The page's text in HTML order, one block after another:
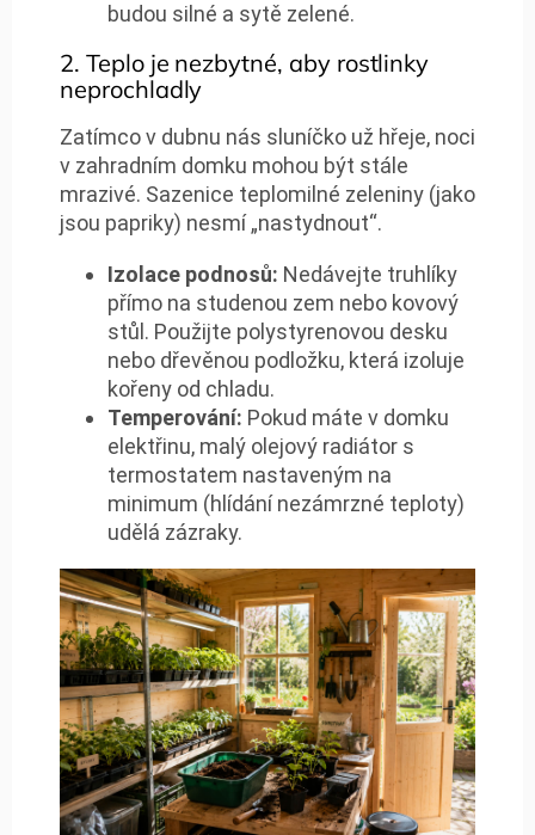
budou silné a sytě zelené.
2. Teplo je nezbytné, aby rostlinky
neprochladly
Zatímco v dubnu nás sluníčko už hřeje, noci
v zahradním domku mohou být stále
mrazivé. Sazenice teplomilné zeleniny (jako
jsou papriky) nesmí „nastydnout“.
Izolace podnosů: Nedávejte truhlíky
přímo na studenou zem nebo kovový
stůl. Použijte polystyrenovou desku
nebo dřevěnou podložku, která izoluje
kořeny od chladu.
Temperování: Pokud máte v domku
elektřinu, malý olejový radiátor s
termostatem nastaveným na
minimum (hlídání nezámrzné teploty)
udělá zázraky.